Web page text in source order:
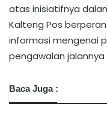
atas inisiatifnya
Kalteng Pos
informasi mengenai
pengawalan jalannya
Baca Juga :